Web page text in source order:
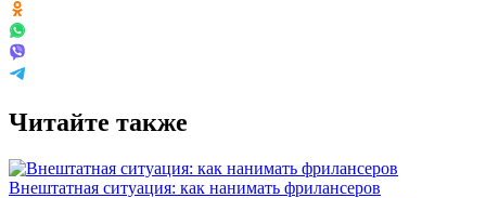
Читайте также
Внештатная ситуация: как нанимать фрилансеров